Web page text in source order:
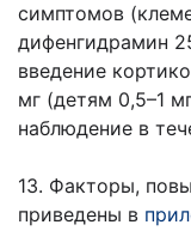
симптомов
дифенгидрамин
введение
мг (детям 0,5–1
наблюдение в
13. Факторы,
приведены в